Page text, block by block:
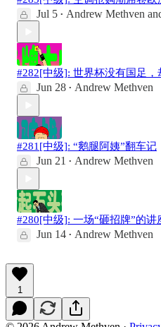
Jul 5 • Andrew Methven
#282[中级]: 世界杯没有国足，
Jun 28 • Andrew Methven
#281[中级]: “鹅腿阿姨”翻车记
Jun 21 • Andrew Methven
#280[中级]: 一场“砸招牌”的讲
Jun 14 • Andrew Methven
1